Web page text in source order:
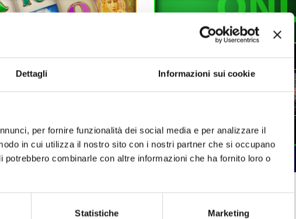
Dettagli Informazioni sui cookie
per fornire funzionalità dei social media e per analizzare il
in cui utilizza il nostro sito con i nostri partner che si occupano
combinarle con altre informazioni che ha fornito loro o
Statistiche Marketing
GIOCHI VLT GIOCHI ONLINE